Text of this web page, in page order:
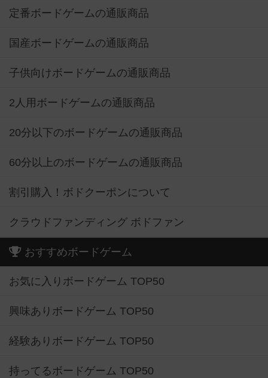
定番ボードゲームの通販商品
国産ボードゲームの通販商品
子供向けボードゲームの通販商品
2人用ボードゲームの通販商品
20分以下のボードゲームの通販商品
60分以上のボードゲームの通販商品
割引購入！ボドクーポンについて
クラウドファンディング ボドファン
おすすめボードゲーム
お気に入りボードゲーム TOP50
興味ありボードゲーム TOP50
経験ありボードゲーム TOP50
持ってるボードゲーム TOP50